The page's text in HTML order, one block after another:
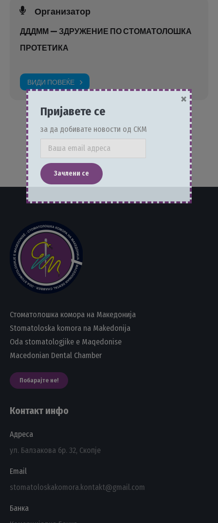
Организатор
ДДДММ — ЗДРУЖЕНИЕ ПО СТОМАТОЛОШКА
ПРОТЕТИКА
ВИДИ ПОВЕЌЕ
Стоматолошка комора на Македонија
Stomatoloska komora na Makedonija
Oda stomatologjike e Maqedonise
Macedonian Dental Chamber
Побарајте не!
Контакт инфо
Адреса
ул. Балзакова бр. 32, Скопје
Email
stomatoloskakomora.kontakt@gmail.com
Банка
Пријавете се
за да добивате новости од СКМ
×